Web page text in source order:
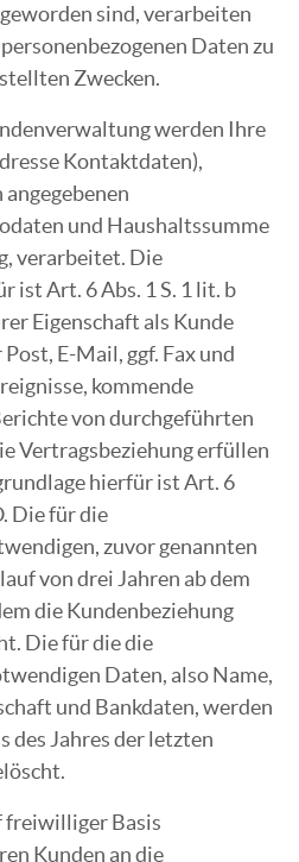
sind, verarbeiten
Daten zu
Zwecken.
werden Ihre
Kontaktdaten),
und Haushaltssumme
verarbeitet. Die
ist Art. 6 Abs. 1 S. 1 lit. b
Eigenschaft als Kunde
E-Mail, ggf. Fax und
kommende
von durchgeführten
Vertragsbeziehung erfüllen
hierfür ist Art. 6
Die für die
zuvor genannten
von drei Jahren ab dem
die Kundenbeziehung
Die für die die
Daten, also Name,
und Bankdaten, werden
des Jahres der letzten
freiwilliger Basis
Kunden an die